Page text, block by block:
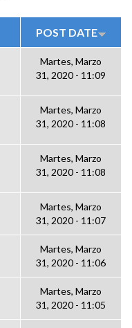
POST DATE
Martes, Marzo
31, 2020 - 11:09
Martes, Marzo
31, 2020 - 11:08
Martes, Marzo
31, 2020 - 11:08
Martes, Marzo
31, 2020 - 11:07
Martes, Marzo
31, 2020 - 11:06
Martes, Marzo
31, 2020 - 11:05